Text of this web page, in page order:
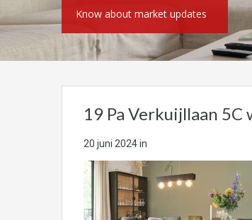
Know about market updates
19 Pa Verkuijllaan 5C
20 juni 2024in